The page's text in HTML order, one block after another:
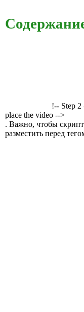
!-- Step 2
place the video -->
. Важно, чтобы
разместить перед